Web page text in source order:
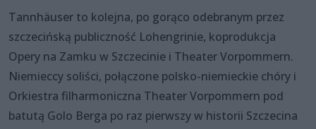
Tannhäuser to kolejna, po gorąco odebranym przez
szczecińską publiczność Lohengrinie, koprodukcja
Opery na Zamku w Szczecinie i Theater Vorpommern.
Niemieccy soliści, połączone polsko-niemieckie chóry i
Orkiestra filharmoniczna Theater Vorpommern pod
batutą Golo Berga po raz pierwszy w historii Szczecina